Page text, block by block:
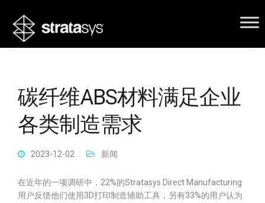
碳纤维ABS材料满足企业
各类制造需求
2023-12-02 新闻
在近年的一项调研中，22%的Stratasys Direct Manufacturing
用户反馈他们使用3D打印制造辅助工具，另有33%的用户认为